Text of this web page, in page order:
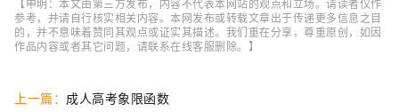
【申明：本文由第三方发布，内容不代表本网站的观点和立场。请读者仅作
参考，并请自行核实相关内容。本网发布或转载文章出于传递更多信息之目
的，并不意味着赞同其观点或证实其描述。我们重在分享，尊重原创，如因
作品内容或者其它问题，请联系在线客服删除。】
上一篇： 成人高考象限函数